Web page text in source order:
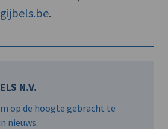
.
N.V.
op de hoogte gebracht te
nieuws.